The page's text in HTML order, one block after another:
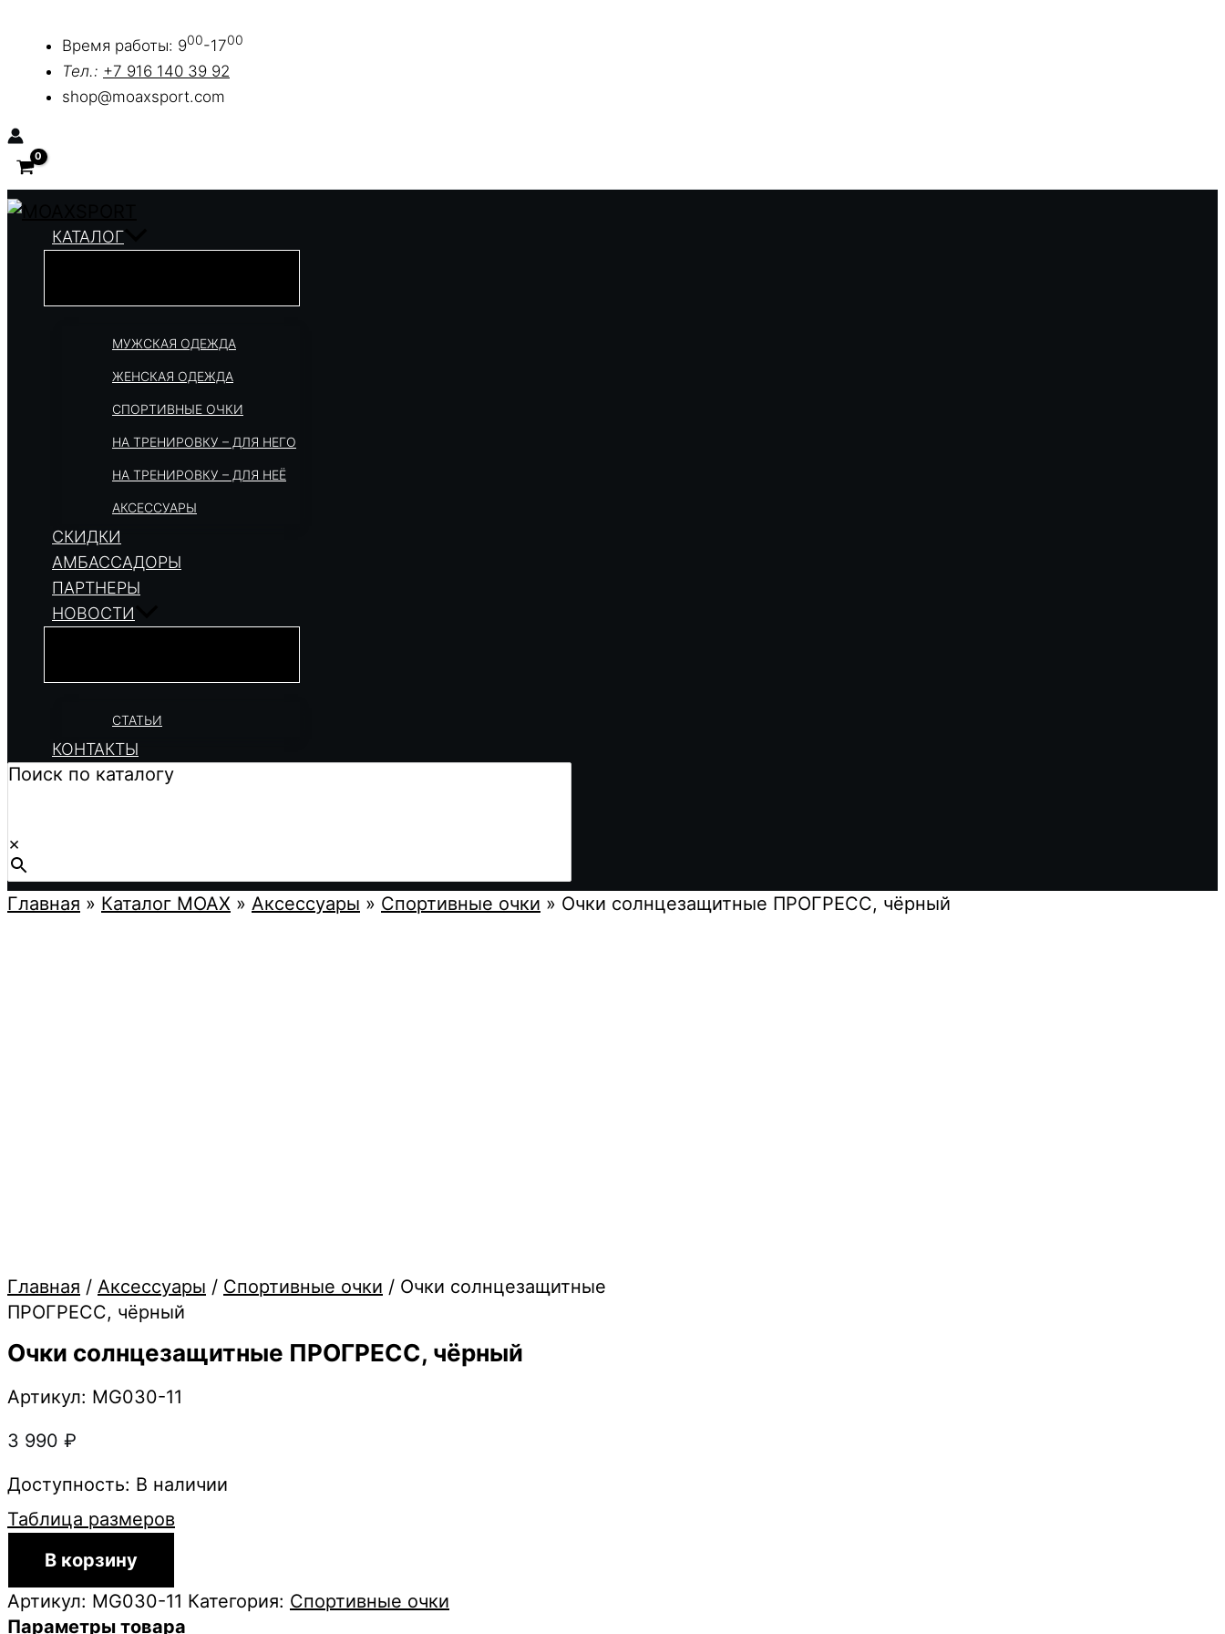
содержимому
Время работы: 900-1700
Тел.: +7 916 140 39 92
shop@moaxsport.com
КАТАЛОГ
МУЖСКАЯ ОДЕЖДА
ЖЕНСКАЯ ОДЕЖДА
СПОРТИВНЫЕ ОЧКИ
НА ТРЕНИРОВКУ – ДЛЯ НЕГО
НА ТРЕНИРОВКУ – ДЛЯ НЕЁ
АКСЕССУАРЫ
СКИДКИ
АМБАССАДОРЫ
ПАРТНЕРЫ
НОВОСТИ
СТАТЬИ
КОНТАКТЫ
Поиск по каталогу
×
Главная » Каталог MOAX » Аксессуары » Спортивные очки » Очки солнцезащитные ПРОГРЕСС, чёрный
Главная / Аксессуары / Спортивные очки / Очки солнцезащитные
ПРОГРЕСС, чёрный
Очки солнцезащитные ПРОГРЕСС, чёрный
Артикул: MG030-11
3 990 ₽
Доступность: В наличии
Таблица размеров
товара
Очки
солнцезащитные
В корзину
Артикул: MG030-11 Категория: Спортивные очки
Параметры товара